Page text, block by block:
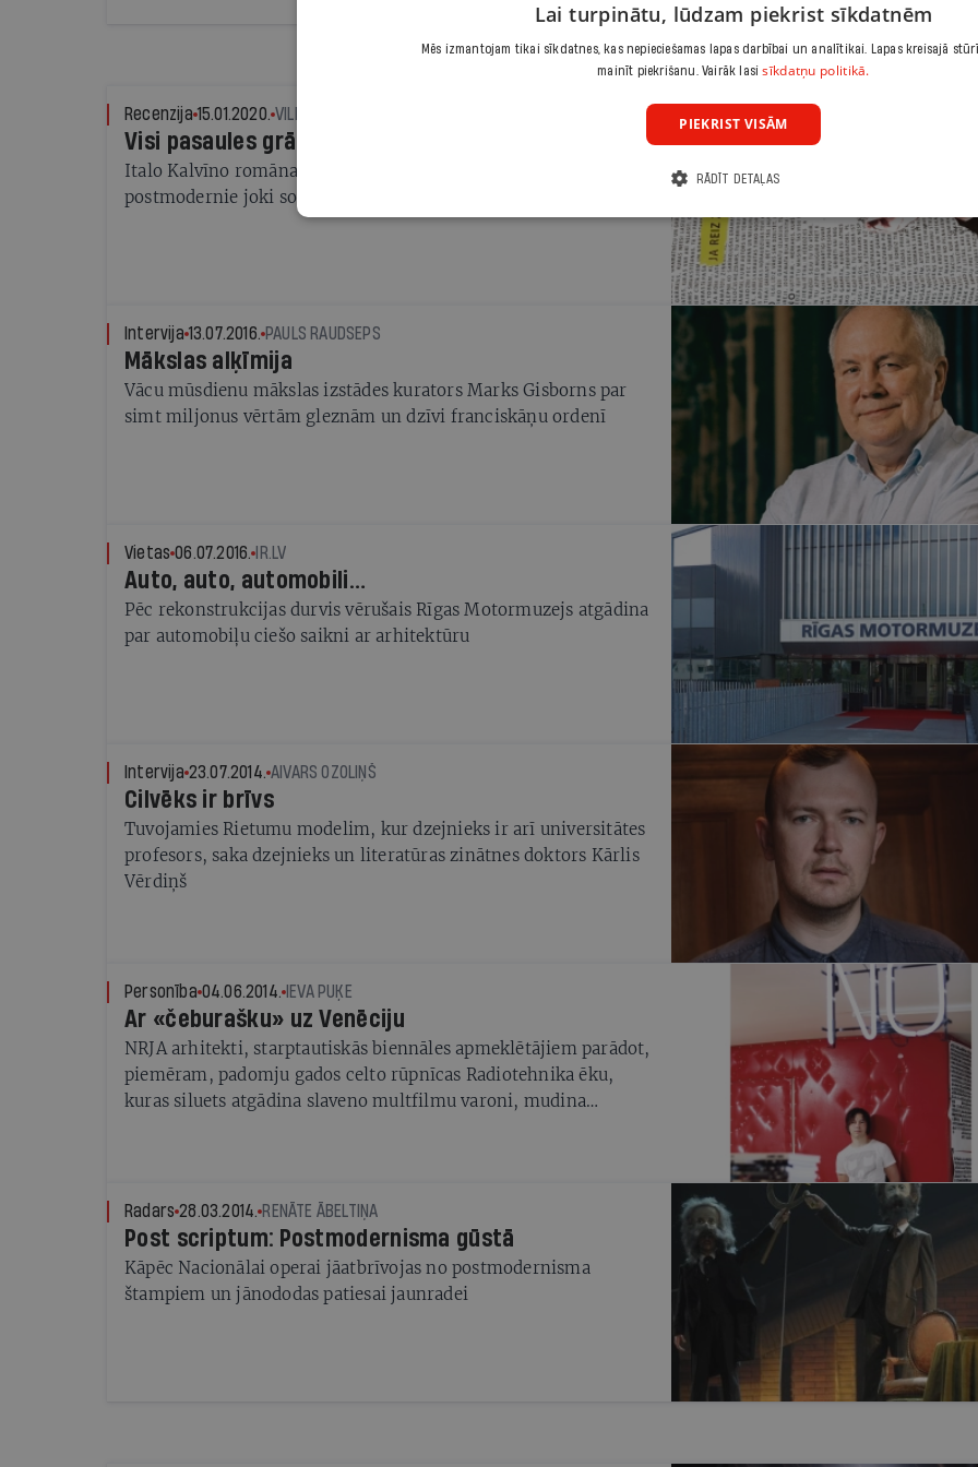
Recenzija 15.01.2020. VILIS KASIMS, RAKSTNIEKS UN TULKOTĀJS
Visi pasaules grāmatu stāsti
Italo Kalvīno romāna Ja reiz ziemas naktī ceļinieks
postmodernie joki sola atjaunot lasīšanas brīnumu
Intervija 13.07.2016. PAULS RAUDSEPS
Mākslas alķīmija
Vācu mūsdienu mākslas izstādes kurators Marks Gisborns par
simt miljonus vērtām gleznām un dzīvi franciskāņu ordenī
Vietas 06.07.2016. IR.LV
Auto, auto, automobili…
Pēc rekonstrukcijas durvis vērušais Rīgas Motormuzejs atgādina
par automobiļu ciešo saikni ar arhitektūru
Intervija 23.07.2014. AIVARS OZOLIŅŠ
Cilvēks ir brīvs
Tuvojamies Rietumu modelim, kur dzejnieks ir arī universitātes
profesors, saka dzejnieks un literatūras zinātnes doktors Kārlis
Vērdiņš
Personība 04.06.2014. IEVA PUĶE
Ar «čeburašku» uz Venēciju
NRJA arhitekti, starptautiskās biennāles apmeklētājiem parādot,
piemēram, padomju gados celto rūpnīcas Radiotehnika ēku,
kuras siluets atgādina slaveno multfilmu varoni, mudina
Radars 28.03.2014. RENĀTE ĀBELTIŅA
Post scriptum: Postmodernisma gūstā
Kāpēc Nacionālai operai jāatbrīvojas no postmodernisma
štampiem un jānododas patiesai jaunradei
Lai turpinātu, lūdzam piekrist sīkdatnēm
Mēs izmantojam tikai sīkdatnes, kas nepieciešamas lapas darbībai un analītikai. Lapas kreisajā
mainīt piekrišanu. Vairāk lasisīkdatņu politikā.
PIEKRIST VISĀM
RĀDĪT DETAĻAS